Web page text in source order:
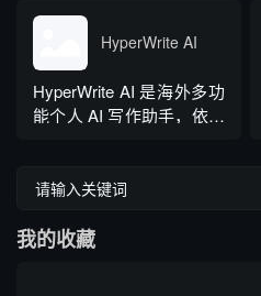
盖英、西、德、法等主流
语种，区分六大英语地域
版本。工具除基础拼写语
法纠错外，还可校验标
点、大小写、语句冗余问
HyperWrite AI
HyperWrite AI 是海外多功
能个人 AI 写作助手，依托
写作功能，支持原生网页
插件，可在任意网页实时
我的收藏